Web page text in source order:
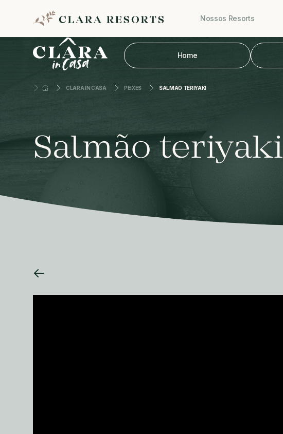
Nossos Resorts
Home
CLARA IN CASA PEIXES SALMÃO TERIYAKI
Salmão teriyaki